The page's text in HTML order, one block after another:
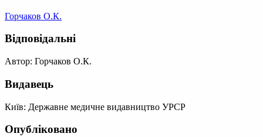
Горчаков О.К.
Відповідальні
Автор: Горчаков О.К.
Видавець
Київ: Державне медичне видавництво УРСР
Опубліковано